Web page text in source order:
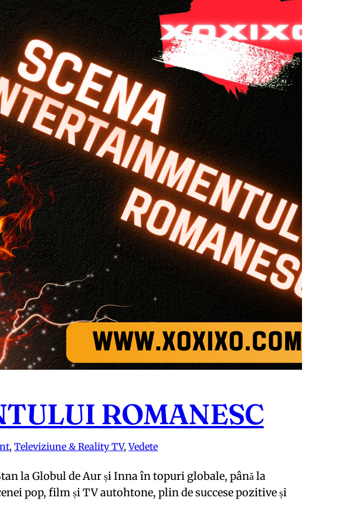
ROMANESC
, Televiziune & Reality TV, Vedete
la Globul de Aur și Inna în topuri globale, până la
pop, film și TV autohtone, plin de succese pozitive și